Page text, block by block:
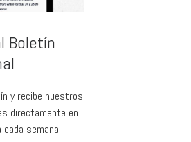
Boletín
y recibe nuestros
directamente en
semana: